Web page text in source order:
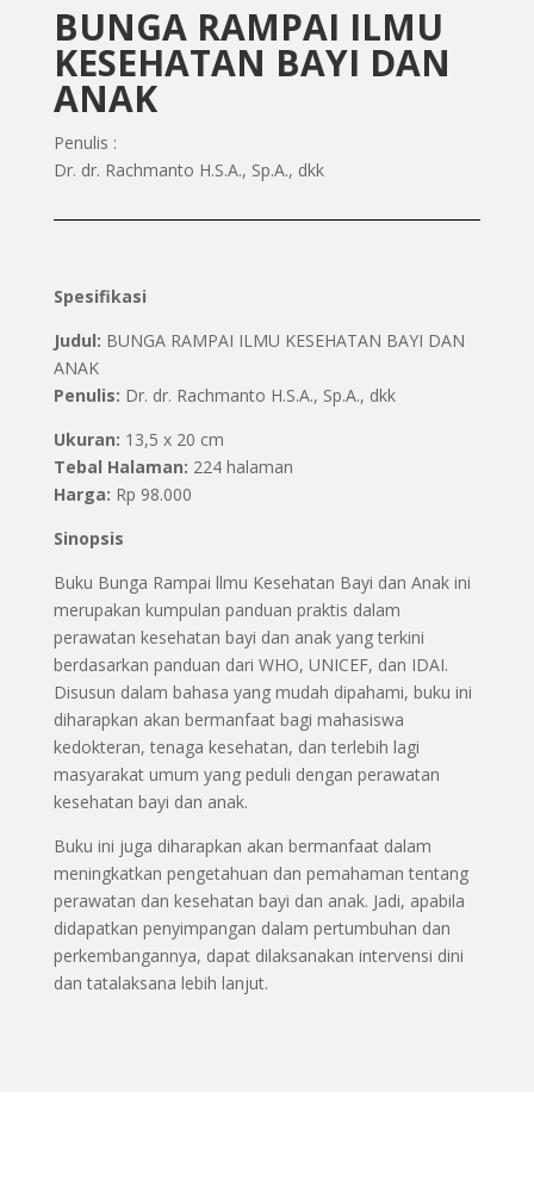
BUNGA RAMPAI ILMU
KESEHATAN BAYI DAN
ANAK
Penulis :
Dr. dr. Rachmanto H.S.A., Sp.A., dkk
Spesifikasi
Judul: BUNGA RAMPAI ILMU KESEHATAN BAYI DAN
ANAK
Penulis: Dr. dr. Rachmanto H.S.A., Sp.A., dkk
Ukuran: 13,5 x 20 cm
Tebal Halaman: 224 halaman
Harga: Rp 98.000
Sinopsis
Buku Bunga Rampai llmu Kesehatan Bayi dan Anak ini
merupakan kumpulan panduan praktis dalam
perawatan kesehatan bayi dan anak yang terkini
berdasarkan panduan dari WHO, UNICEF, dan IDAI.
Disusun dalam bahasa yang mudah dipahami, buku ini
diharapkan akan bermanfaat bagi mahasiswa
kedokteran, tenaga kesehatan, dan terlebih lagi
masyarakat umum yang peduli dengan perawatan
kesehatan bayi dan anak.
Buku ini juga diharapkan akan bermanfaat dalam
meningkatkan pengetahuan dan pemahaman tentang
perawatan dan kesehatan bayi dan anak. Jadi, apabila
didapatkan penyimpangan dalam pertumbuhan dan
perkembangannya, dapat dilaksanakan intervensi dini
dan tatalaksana lebih lanjut.